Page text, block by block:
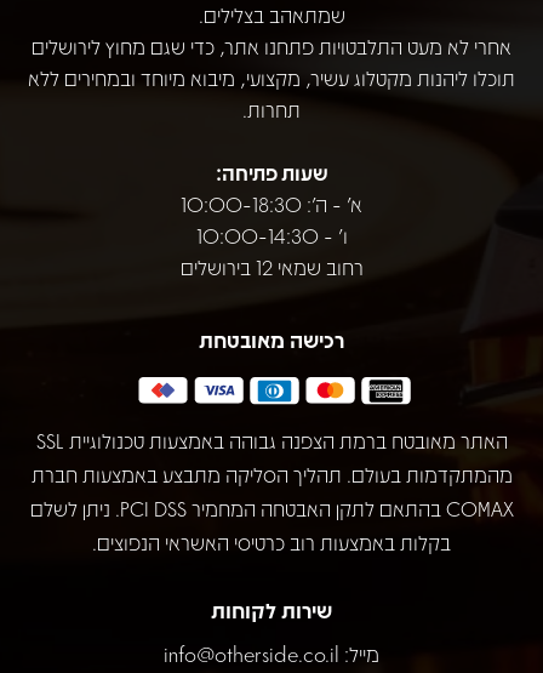
שמתאהב בצלילים.
אחרי לא מעט התלבטויות פתחנו אתר, כדי שגם מחוץ לירושלים
תוכלו ליהנות מקטלוג עשיר, מקצועי, מיבוא מיוחד ובמחירים ללא
תחרות.
שעות פתיחה:
א' - ה': 10:00-18:30
ו' - 10:00-14:30
רחוב שמאי 12 בירושלים
רכישה מאובטחת
האתר מאובטח ברמת הצפנה גבוהה באמצעות טכנולוגיית SSL
מהמתקדמות בעולם. תהליך הסליקה מתבצע באמצעות חברת
COMAX בהתאם לתקן האבטחה המחמיר PCI DSS. ניתן לשלם
בקלות באמצעות רוב כרטיסי האשראי הנפוצים.
שירות לקוחות
מייל: info@otherside.co.il